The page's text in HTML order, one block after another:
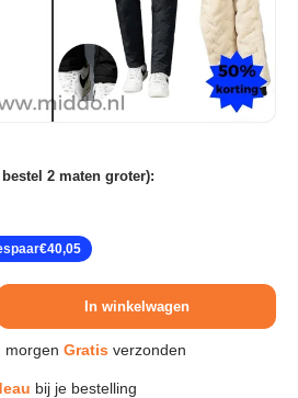
2 maten groter):
€40,05
In winkelwagen
morgen Gratis verzonden
bij je bestelling